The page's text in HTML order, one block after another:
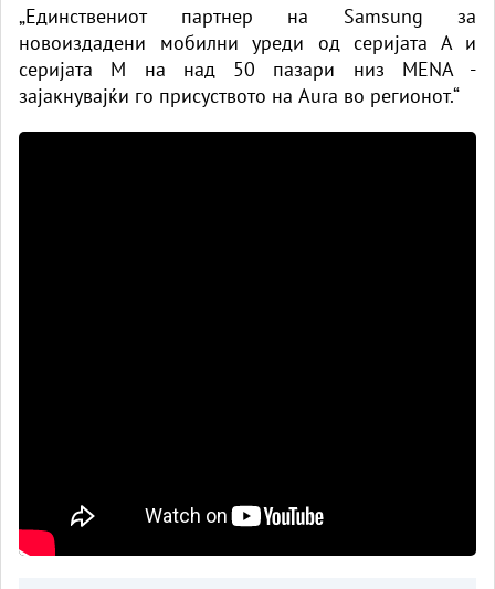
„Единствениот партнер на Samsung за
новоиздадени мобилни уреди од серијата А и
серијата М на над 50 пазари низ MENA -
зајакнувајќи го присуството на Aura во регионот.“